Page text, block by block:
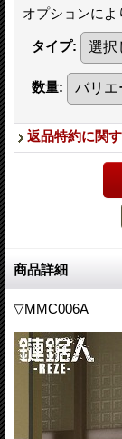
オプションによ
タイプ:
数量:
返品特約に関
商品詳細
▽MMC006A